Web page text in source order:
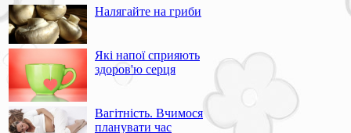
Налягайте на гриби
Які напої сприяють
здоров'ю серця
Вагітність. Вчимося
планувати час